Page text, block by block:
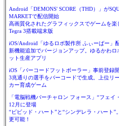
Android「DEMONS' SCORE（THD）」が
MARKETで配信開始
高画質化されたグラフィックスでゲームを
Tegra 3搭載端末版
iOS/Android「ゆるロボ製作所 ふぃーばー」
新機能追加でバージョンアップ。ゆるかわロ
ット生産アプリ
iOS「バーコードフットボーラー」事前登録
3兆通りの選手をバーコードで生成。上位リ
カー育成ゲーム
「電脳戦機バーチャロン フォース」“フェイ
12月に登場
“ビビッド・ハート”と“シンデレラ・ハート”
更可能！